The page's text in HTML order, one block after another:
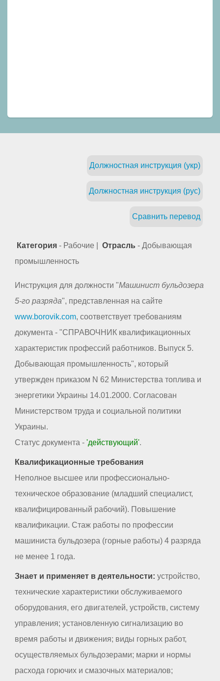
Должностная инструкция (укр)
Должностная инструкция (рус)
Сравнить перевод
Категория - Рабочие | Отрасль - Добывающая
промышленность
Инструкция для должности "Машинист бульдозера
5-го разряда", представленная на сайте
www.borovik.com, соответствует требованиям
документа - "СПРАВОЧНИК квалификационных
характеристик профессий работников. Выпуск 5.
Добывающая промышленность", который
утвержден приказом N 62 Министерства топлива и
энергетики Украины 14.01.2000. Согласован
Министерством труда и социальной политики
Украины.
Статус документа - 'действующий'.
Квалификационные требования
Неполное высшее или профессионально-
техническое образование (младший специалист,
квалифицированный рабочий). Повышение
квалификации. Стаж работы по профессии
машиниста бульдозера (горные работы) 4 разряда
не менее 1 года.
Знает и применяет в деятельности: устройство,
технические характеристики обслуживаемого
оборудования, его двигателей, устройств, систему
управления; установленную сигнализацию во
время работы и движения; виды горных работ,
осуществляемых бульдозерами; марки и нормы
расхода горючих и смазочных материалов;